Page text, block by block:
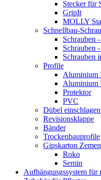
Stecker für
GripIt
MOLLY
Schnellbau-
Schrauben
Schrauben
Schrauben
Profile
Aluminium
Aluminium
Protektor
PVC
Dübel einschlagen
Revisionsklappe
Bänder
Trockenbauprofile
Gipskarton
Roko
Semin
Aufhängungssystem für